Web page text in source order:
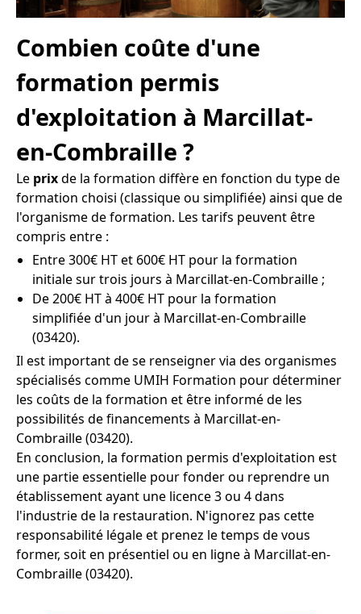
Combien coûte d'une
formation permis
d'exploitation à Marcillat-
en-Combraille ?
Le prixde la formation diffère en fonction du type de
formation choisi (classique ou simplifiée) ainsi que de
l'organisme de formation. Les tarifs peuvent être
compris entre :
Entre 300€ HT et 600€ HT pour la formation
initiale sur trois jours à Marcillat-en-Combraille ;
De 200€ HT à 400€ HT pour la formation
simplifiée d'un jour à Marcillat-en-Combraille
(03420).
Il est important de se renseigner via des organismes
spécialisés comme UMIH Formation pour déterminer
les coûts de la formation et être informé de les
possibilités de financements à Marcillat-en-
Combraille (03420).
En conclusion, la formation permis d'exploitation est
une partie essentielle pour fonder ou reprendre un
établissement ayant une licence 3 ou 4 dans
l'industrie de la restauration. N'ignorez pas cette
responsabilité légale et prenez le temps de vous
former, soit en présentiel ou en ligne à Marcillat-en-
Combraille (03420).